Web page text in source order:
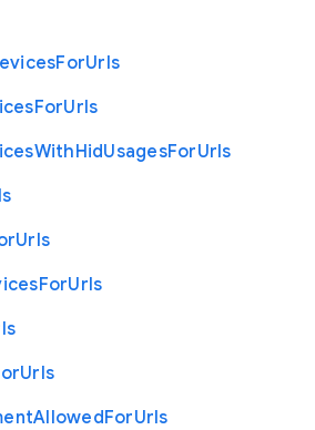
ForUrls
ForUrls
WithHidUsagesForUrls
Urls
ForUrls
Urls
AllowedForUrls